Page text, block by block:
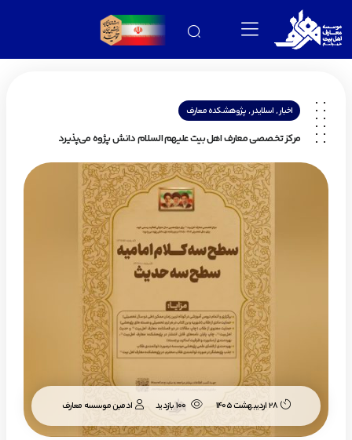
اخبار,اسلایدر,پژوهشکده معارف
مرکز تخصصی معارف اهل بیت علیهم السلام دانش پژوه می‌پذیرد
28 اردیبهشت 1405 ادمین موسسه معارف